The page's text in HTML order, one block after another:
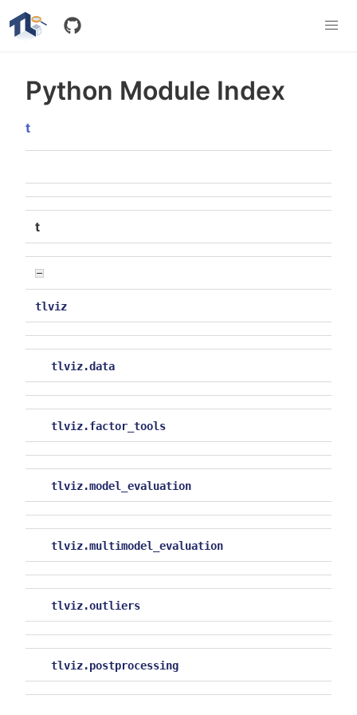
Python Module Index
t
t
tlviz
tlviz.data
tlviz.factor_tools
tlviz.model_evaluation
tlviz.multimodel_evaluation
tlviz.outliers
tlviz.postprocessing